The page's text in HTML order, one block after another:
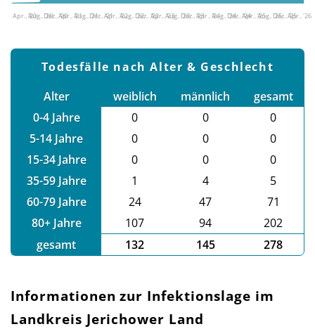
Apr.. '20Aug.. '20Dez.. '20Apr.. '21Aug.. '21Dez.. '21Apr.. '22Aug.. '22Dez.. '22Apr.. '23Aug.. '23Dez.. '23Apr.. '24Aug.. '24Dez.. '24Apr.. '25Aug.. '25Dez.. '25Apr.. '26
Todesfälle nach Alter & Geschlecht
Alter
weiblich männlich
gesamt
0-4 Jahre
0 0
0
5-14 Jahre
0 0
0
15-34 Jahre
0 0
0
35-59 Jahre
1 4
5
60-79 Jahre
24 47
71
80+ Jahre
107 94
202
gesamt
132 145 278
Informationen zur Infektionslage im
Landkreis Jerichower Land